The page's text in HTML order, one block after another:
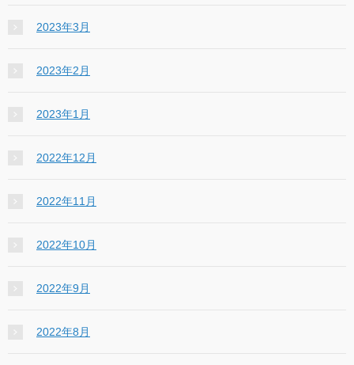
2023年3月
2023年2月
2023年1月
2022年12月
2022年11月
2022年10月
2022年9月
2022年8月